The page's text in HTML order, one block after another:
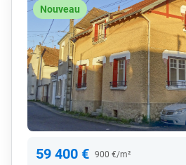
Nouveau
59 400 € 900 €/m²